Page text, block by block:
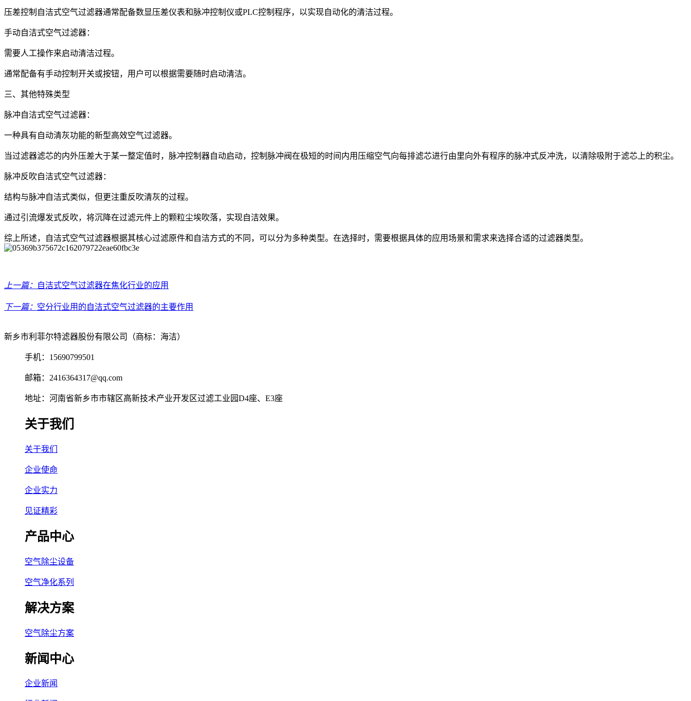
压差控制自洁式空气过滤器通常配备数显压差仪表和脉冲控制仪或PLC控制程序，以实现自动化的清洁过程。
手动自洁式空气过滤器：
需要人工操作来启动清洁过程。
通常配备有手动控制开关或按钮，用户可以根据需要随时启动清洁。
三、其他特殊类型
脉冲自洁式空气过滤器：
一种具有自动清灰功能的新型高效空气过滤器。
当过滤器滤芯的内外压差大于某一整定值时，脉冲控制器自动启动，控制脉冲阀在极短的时间内用压缩空气向每排滤芯进行由里向外有程序的脉冲式反冲洗，以清除吸附于滤芯上的积尘。
脉冲反吹自洁式空气过滤器：
结构与脉冲自洁式类似，但更注重反吹清灰的过程。
通过引流爆发式反吹，将沉降在过滤元件上的颗粒尘埃吹落，实现自洁效果。
综上所述，自洁式空气过滤器根据其核心过滤原件和自洁方式的不同，可以分为多种类型。在选择时，需要根据具体的应用场景和需求来选择合适的过滤器类型。
上一篇： 自洁式空气过滤器在焦化行业的应用
下一篇： 空分行业用的自洁式空气过滤器的主要作用
新乡市利菲尔特滤器股份有限公司（商标：海洁）
手机：15690799501
邮箱：2416364317@qq.com
地址：河南省新乡市市辖区高新技术产业开发区过滤工业园D4座、E3座
关于我们
关于我们
企业使命
企业实力
见证精彩
产品中心
空气除尘设备
空气净化系列
解决方案
空气除尘方案
新闻中心
企业新闻